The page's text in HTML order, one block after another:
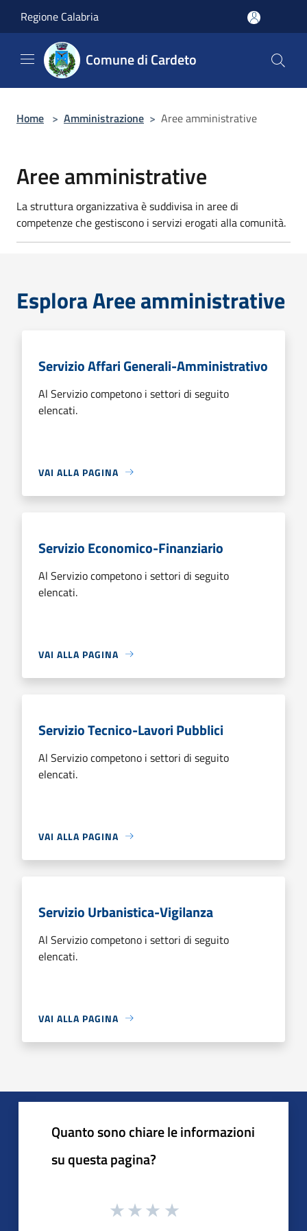
Regione Calabria
Comune di Cardeto
Home > Amministrazione > Aree amministrative
Aree amministrative
La struttura organizzativa è suddivisa in aree di
competenze che gestiscono i servizi erogati alla comunità.
Esplora Aree amministrative
Servizio Affari Generali-Amministrativo
Al Servizio competono i settori di seguito
elencati.
VAI ALLA PAGINA
Servizio Economico-Finanziario
Al Servizio competono i settori di seguito
elencati.
VAI ALLA PAGINA
Servizio Tecnico-Lavori Pubblici
Al Servizio competono i settori di seguito
elencati.
VAI ALLA PAGINA
Servizio Urbanistica-Vigilanza
Al Servizio competono i settori di seguito
elencati.
VAI ALLA PAGINA
Quanto sono chiare le informazioni
su questa pagina?